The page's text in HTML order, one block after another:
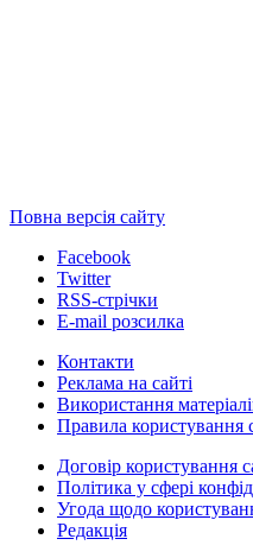
Повна версія сайту
Facebook
Twitter
RSS-стрічки
E-mail розсилка
Контакти
Реклама на сайті
Використання
Правила користування
Договір користування
Політика у сфері
Угода щодо
Редакція